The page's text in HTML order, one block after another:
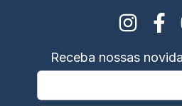
Receba nossas